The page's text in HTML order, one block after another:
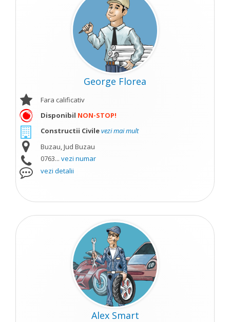
George Florea
Fara calificativ
Disponibil NON-STOP!
Constructii Civilevezi mai mult
Buzau, Jud Buzau
0763... vezi numar
vezi detalii
Alex Smart